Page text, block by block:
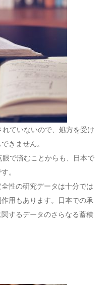
れていないので、処方を受け
きません。
で済むことからも、日本で
。
性の研究データは十分では
用もあります。日本での承
するデータのさらなる蓄積